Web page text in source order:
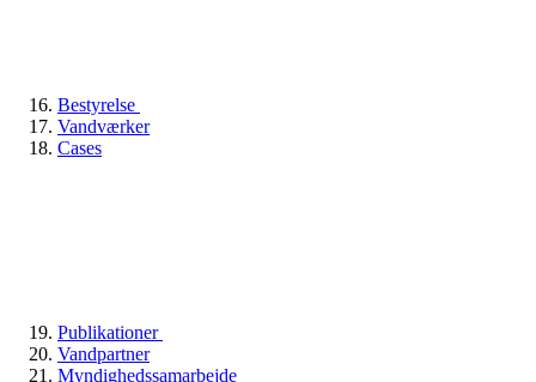
Bestyrelse
Vandværker
Cases
Publikationer
Vandpartner
Myndighedssamarbejde